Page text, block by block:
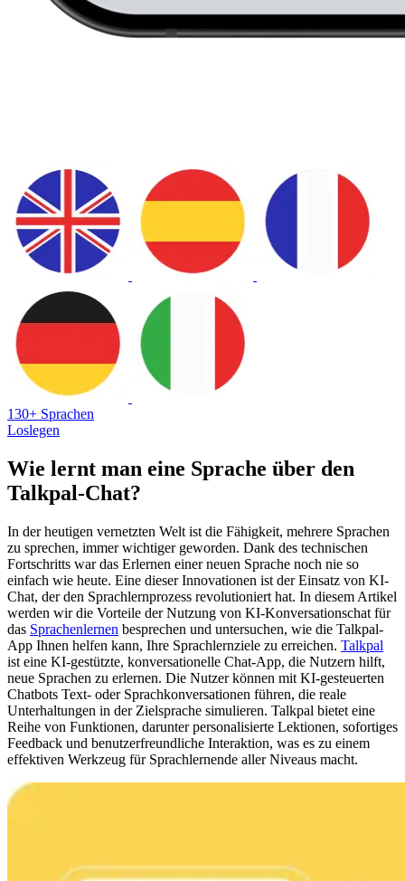
130+ Sprachen
Loslegen
Wie lernt man eine Sprache über den
Talkpal-Chat?
In der heutigen vernetzten Welt ist die Fähigkeit, mehrere Sprachen
zu sprechen, immer wichtiger geworden. Dank des technischen
Fortschritts war das Erlernen einer neuen Sprache noch nie so
einfach wie heute. Eine dieser Innovationen ist der Einsatz von KI-
Chat, der den Sprachlernprozess revolutioniert hat. In diesem Artikel
werden wir die Vorteile der Nutzung von KI-Konversationschat für
das Sprachenlernen besprechen und untersuchen, wie die Talkpal-
App Ihnen helfen kann, Ihre Sprachlernziele zu erreichen. Talkpal
ist eine KI-gestützte, konversationelle Chat-App, die Nutzern hilft,
neue Sprachen zu erlernen. Die Nutzer können mit KI-gesteuerten
Chatbots Text- oder Sprachkonversationen führen, die reale
Unterhaltungen in der Zielsprache simulieren. Talkpal bietet eine
Reihe von Funktionen, darunter personalisierte Lektionen, sofortiges
Feedback und benutzerfreundliche Interaktion, was es zu einem
effektiven Werkzeug für Sprachlernende aller Niveaus macht.